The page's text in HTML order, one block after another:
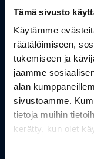
Tämä sivusto
Käytämme
räätälöimiseen,
tukemiseen ja
jaamme
alan
sivustoamme.
tietoja muihin
kerätty, kun olet